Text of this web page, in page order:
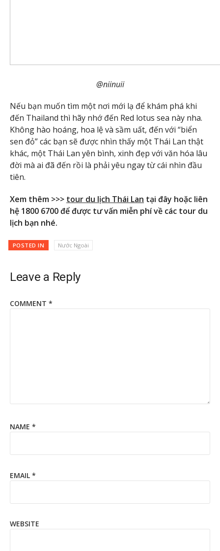
@niinuii
Nếu bạn muốn tìm một nơi mới lạ để khám phá khi
đến Thailand thì hãy nhớ đến Red lotus sea này nha.
Không hào hoáng, hoa lệ và sầm uất, đến với “biển
sen đỏ” các bạn sẽ được nhìn thấy một Thái Lan thật
khác, một Thái Lan yên bình, xinh đẹp với văn hóa lâu
đời mà ai đã đến rồi là phải yêu ngay từ cái nhìn đầu
tiên.
Xem thêm >>> tour du lịch Thái Lan tại đây hoặc liên
hệ 1800 6700 để được tư vấn miễn phí về các tour du
lịch bạn nhé.
POSTED IN Nước Ngoài
Leave a Reply
COMMENT *
NAME *
EMAIL *
WEBSITE